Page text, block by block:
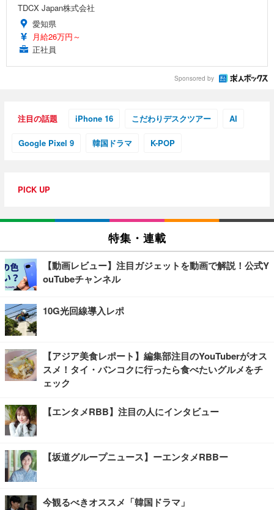
TDCX Japan株式会社
愛知県
月給26万円～
正社員
Sponsored by
注目の話題 iPhone 16 こだわりデスクツアー AI
Google Pixel 9 韓国ドラマ K-POP
PICK UP
特集・連載
【動画レビュー】注目ガジェットを動画で解説！公式Y
ouTubeチャンネル
10G光回線導入レポ
【アジア美食レポート】編集部注目のYouTuberがオス
スメ！タイ・バンコクに行ったら食べたいグルメをチ
ェック
【エンタメRBB】注目の人にインタビュー
【坂道グループニュース】ーエンタメRBBー
今観るべきオススメ「韓国ドラマ」